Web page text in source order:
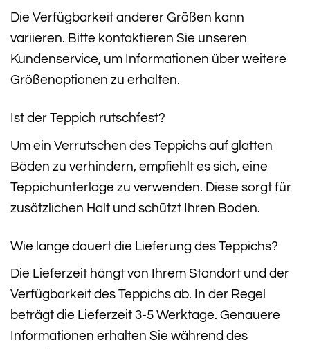
Die Verfügbarkeit anderer Größen kann
variieren. Bitte kontaktieren Sie unseren
Kundenservice, um Informationen über weitere
Größenoptionen zu erhalten.
Ist der Teppich rutschfest?
Um ein Verrutschen des Teppichs auf glatten
Böden zu verhindern, empfiehlt es sich, eine
Teppichunterlage zu verwenden. Diese sorgt für
zusätzlichen Halt und schützt Ihren Boden.
Wie lange dauert die Lieferung des Teppichs?
Die Lieferzeit hängt von Ihrem Standort und der
Verfügbarkeit des Teppichs ab. In der Regel
beträgt die Lieferzeit 3-5 Werktage. Genauere
Informationen erhalten Sie während des